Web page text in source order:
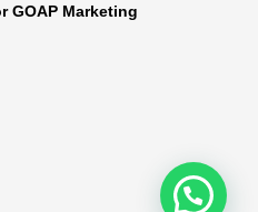
GOAP Marketing